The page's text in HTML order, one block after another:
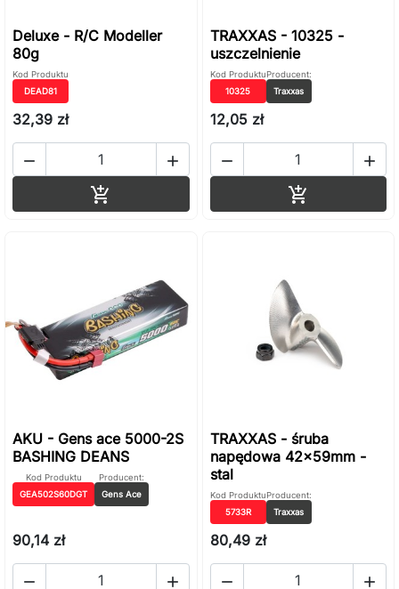
Deluxe - R/C Modeller
80g
Kod Produktu
DEAD81
32,39 zł
 

TRAXXAS - 10325 -
uszczelnienie
Kod Produktu
10325
Producent:
Traxxas
12,05 zł
 

AKU - Gens ace 5000-2S
BASHING DEANS
Kod Produktu
GEA502S60DGT
Producent:
Gens Ace
90,14 zł
 
TRAXXAS - śruba
napędowa 42x59mm -
stal
Kod Produktu
5733R
Producent:
Traxxas
80,49 zł
 